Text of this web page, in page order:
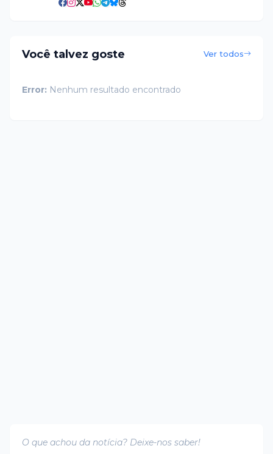
Você talvez goste Ver todos
Error: Nenhum resultado encontrado
O que achou da notícia? Deixe-nos saber!